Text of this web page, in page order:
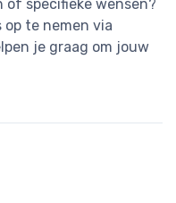
of specifieke wensen?
te nemen via
je graag om jouw